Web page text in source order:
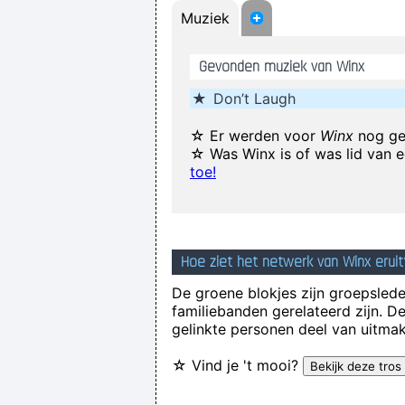
I go to a very
Ask
I'm investing in a company that has
Betty sings about starlight and
If you develop an ear for sounds
Muziek
Gevonden muziek van Winx
★ Don’t Laugh
☆ Er werden voor Winx nog
☆ Was Winx is of was lid van
toe!
Hoe ziet het netwerk van Winx
De groene blokjes zijn
familiebanden gerelateerd zijn.
gelinkte personen deel van
☆ Vind je 't mooi?